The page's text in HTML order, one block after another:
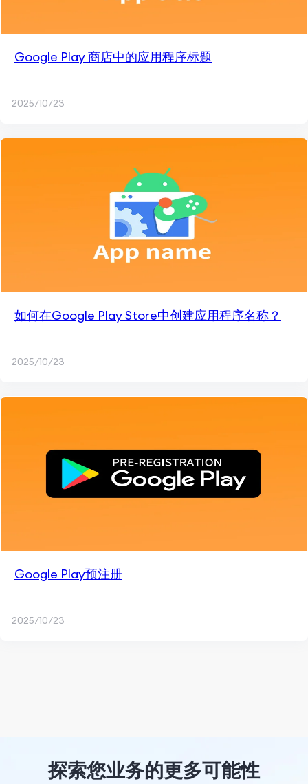
Google Play 商店中的应用程序标题
2025/10/23
如何在Google Play Store中创建应用程序名称？
2025/10/23
Google Play预注册
2025/10/23
探索您业务的更多可能性